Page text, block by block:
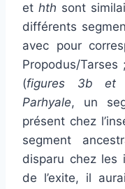
et hth sont
différents
avec pour
Propodus/
(figures 3b et
Parhyale, un
présent chez
segment
disparu chez les
de l’exite, il